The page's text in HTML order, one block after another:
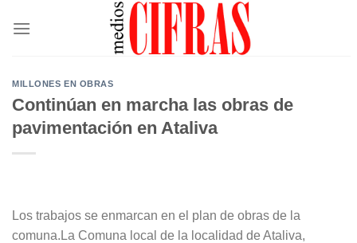
MILLONES EN OBRAS
Continúan en marcha las obras de
pavimentación en Ataliva
Los trabajos se enmarcan en el plan de obras de la
comuna.La Comuna local de la localidad de Ataliva,